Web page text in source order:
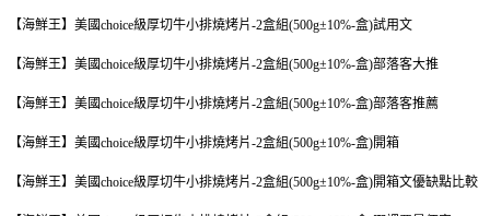
【海鮮王】美國choice級厚切牛小排燒烤片-2盒組(500g±10%-盒)試用文
【海鮮王】美國choice級厚切牛小排燒烤片-2盒組(500g±10%-盒)部落客大推
【海鮮王】美國choice級厚切牛小排燒烤片-2盒組(500g±10%-盒)部落客推薦
【海鮮王】美國choice級厚切牛小排燒烤片-2盒組(500g±10%-盒)開箱
【海鮮王】美國choice級厚切牛小排燒烤片-2盒組(500g±10%-盒)開箱文優缺點比較